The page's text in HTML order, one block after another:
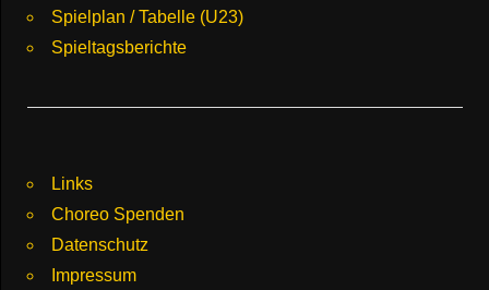
Spielplan / Tabelle (U23)
Spieltagsberichte
Links
Choreo Spenden
Datenschutz
Impressum